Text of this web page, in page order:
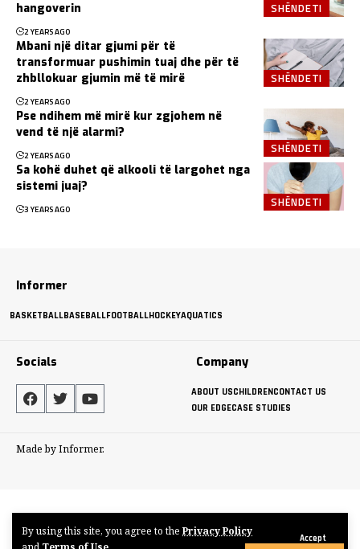
By using this site, you agree to the Privacy Policy
Accept
SHËNDETI
hangoverin
2 YEARS AGO
SHËNDETI
Mbani një ditar gjumi për të
transformuar pushimin tuaj dhe për të
zhbllokuar gjumin më të mirë
2 YEARS AGO
SHËNDETI
Pse ndihem më mirë kur zgjohem në
vend të një alarmi?
2 YEARS AGO
SHËNDETI
Sa kohë duhet që alkooli të largohet nga
sistemi juaj?
3 YEARS AGO
Informer
BASKETBALLBASEBALLFOOTBALLHOCKEYAQUATICS
Socials Company
ABOUT USCHILDRENCONTACT US
OUR EDGECASE STUDIES
Made by Informer.